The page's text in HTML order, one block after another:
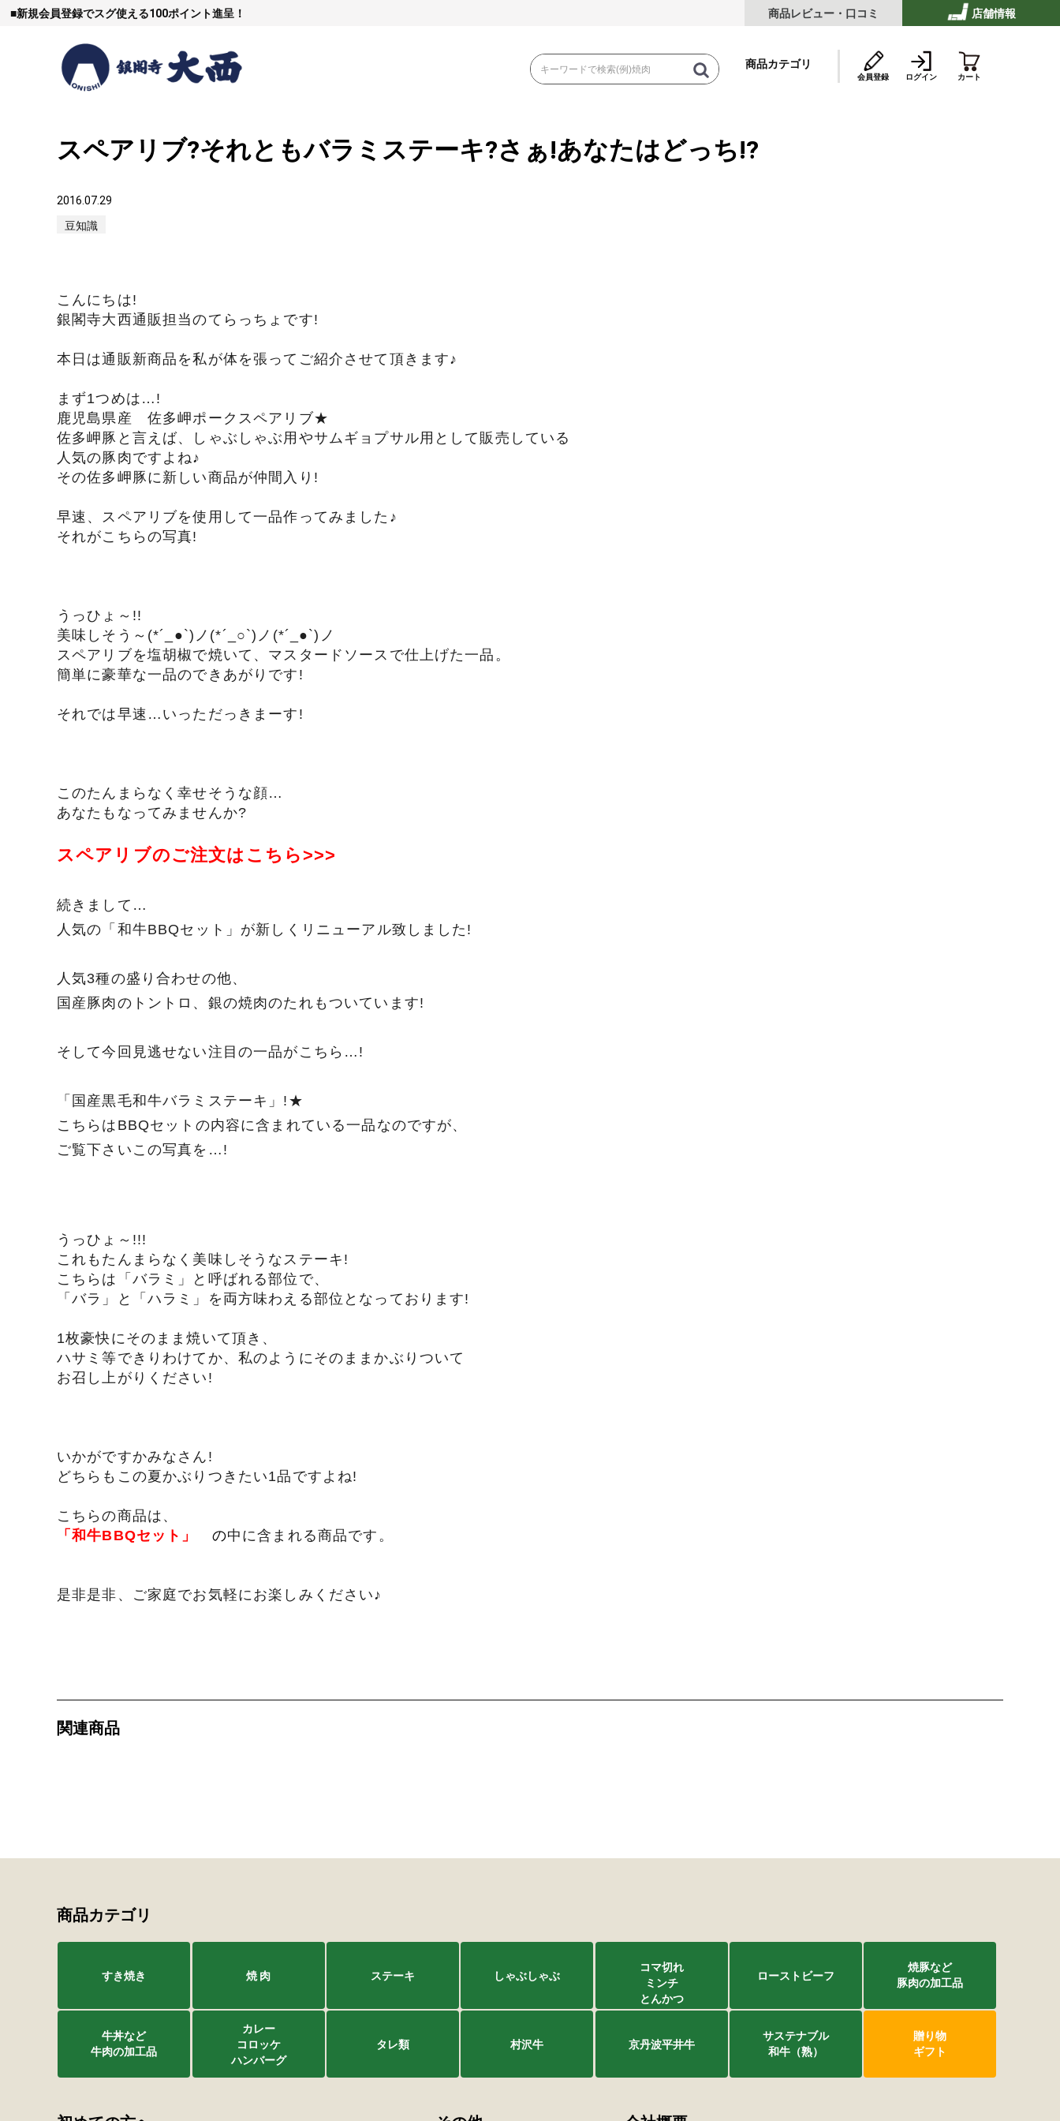
■新規会員登録でスグ使える100ポイント進呈！ 店舗情報
商品レビュー・口コミ
商品カテゴリ
サステナブル・和牛（熟） 千代幻豚
会員登録 ログイン カート
スペアリブ?それともバラミステーキ?さぁ!あなたはどっち!?
2016.07.29
豆知識
こんにちは!
銀閣寺大西通販担当のてらっちょです!
本日は通販新商品を私が体を張ってご紹介させて頂きます♪
まず1つめは…!
鹿児島県産 佐多岬ポークスペアリブ★
佐多岬豚と言えば、しゃぶしゃぶ用やサムギョプサル用として販売している
人気の豚肉ですよね♪
その佐多岬豚に新しい商品が仲間入り!
早速、スペアリブを使用して一品作ってみました♪
それがこちらの写真!
うっひょ～!!
美味しそう～(*´_●`)ノ(*´_○`)ノ(*´_●`)ノ
スペアリブを塩胡椒で焼いて、マスタードソースで仕上げた一品。
簡単に豪華な一品のできあがりです!
それでは早速…いっただっきまーす!
このたんまらなく幸せそうな顔…
あなたもなってみませんか?
スペアリブのご注文はこちら>>>
続きまして…
人気の「和牛BBQセット」が新しくリニューアル致しました!
人気3種の盛り合わせの他、
国産豚肉のトントロ、銀の焼肉のたれもついています!
そして今回見逃せない注目の一品がこちら…!
「国産黒毛和牛バラミステーキ」!★
こちらはBBQセットの内容に含まれている一品なのですが、
ご覧下さいこの写真を…!
うっひょ～!!!
これもたんまらなく美味しそうなステーキ!
こちらは「バラミ」と呼ばれる部位で、
「バラ」と「ハラミ」を両方味わえる部位となっております!
1枚豪快にそのまま焼いて頂き、
ハサミ等できりわけてか、私のようにそのままかぶりついて
お召し上がりください!
いかがですかみなさん!
どちらもこの夏かぶりつきたい1品ですよね!
こちらの商品は、
「和牛BBQセット」 の中に含まれる商品です。
是非是非、ご家庭でお気軽にお楽しみください♪
関連商品
商品カテゴリ
すき焼き 焼 肉 ステーキ しゃぶしゃぶ
コマ切れ
ミンチ
とんかつ
ローストビーフ
焼豚など
豚肉の加工品
牛丼など
牛肉の加工品
カレー
コロッケ
ハンバーグ
タレ類 村沢牛 京丹波平井牛
サステナブル
和牛（熟）
贈り物
ギフト